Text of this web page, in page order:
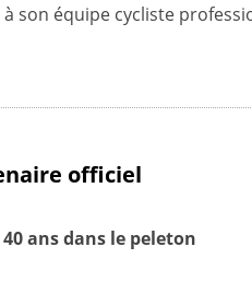
à son équipe cycliste
officiel
ans dans le peleton